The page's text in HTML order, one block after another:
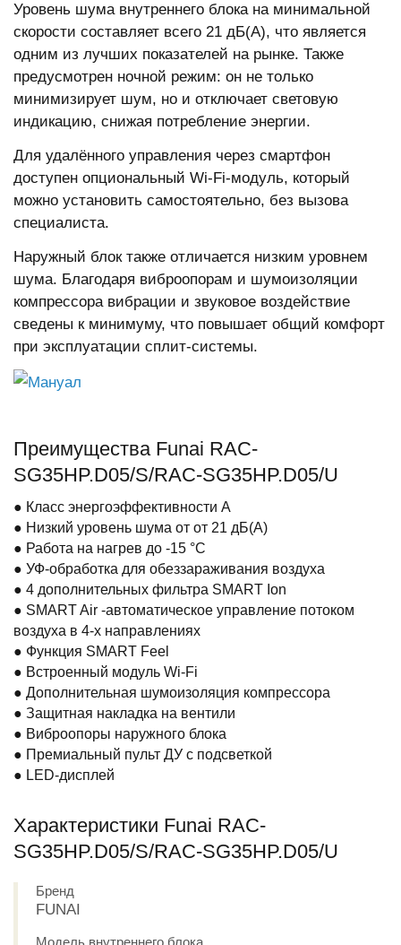
Уровень шума внутреннего блока на минимальной
скорости составляет всего 21 дБ(А), что является
одним из лучших показателей на рынке. Также
предусмотрен ночной режим: он не только
минимизирует шум, но и отключает световую
индикацию, снижая потребление энергии.
Для удалённого управления через смартфон
доступен опциональный Wi-Fi-модуль, который
можно установить самостоятельно, без вызова
специалиста.
Наружный блок также отличается низким уровнем
шума. Благодаря виброопорам и шумоизоляции
компрессора вибрации и звуковое воздействие
сведены к минимуму, что повышает общий комфорт
при эксплуатации сплит-системы.
Мануал
Преимущества Funai RAC-
SG35HP.D05/S/RAC-SG35HP.D05/U
● Класс энергоэффективности A
● Низкий уровень шума от от 21 дБ(А)
● Работа на нагрев до -15 °С
● УФ-обработка для обеззараживания воздуха
● 4 дополнительных фильтра SMART Ion
● SMART Air -автоматическое управление потоком
воздуха в 4-х направлениях
● Функция SMART Feel
● Встроенный модуль Wi-Fi
● Дополнительная шумоизоляция компрессора
● Защитная накладка на вентили
● Виброопоры наружного блока
● Премиальный пульт ДУ с подсветкой
● LED-дисплей
Характеристики Funai RAC-
SG35HP.D05/S/RAC-SG35HP.D05/U
Бренд
FUNAI
Модель внутреннего блока